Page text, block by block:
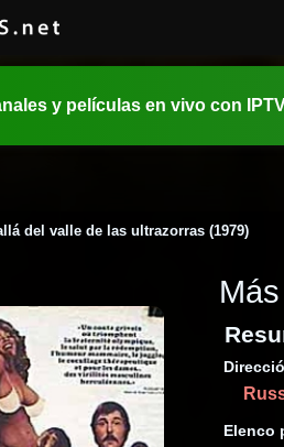
y películas en vivo con
del valle de las ultrazorras (1979)
Elenco